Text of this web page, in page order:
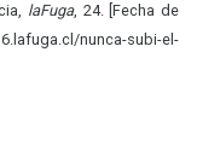
laFuga, 24. [Fecha de
nunca-subi-el-